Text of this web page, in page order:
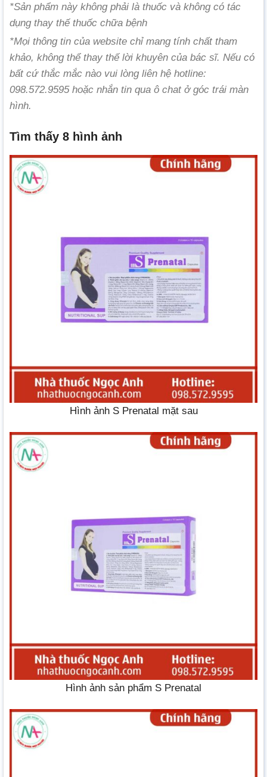
*Sản phẩm này không phải là thuốc và không có tác
dụng thay thế thuốc chữa bệnh
*Mọi thông tin của website chỉ mang tính chất tham
khảo, không thể thay thế lời khuyên của bác sĩ. Nếu có
bất cứ thắc mắc nào vui lòng liên hệ hotline:
098.572.9595 hoặc nhắn tin qua ô chat ở góc trái màn
hình.
Tìm thấy 8 hình ảnh
Hình ảnh S Prenatal mặt sau
Hình ảnh sản phẩm S Prenatal